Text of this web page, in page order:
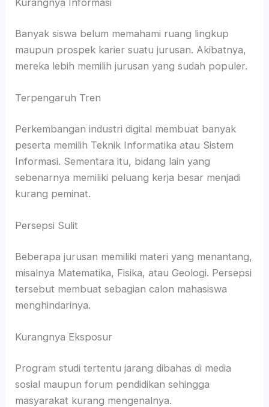
Kurangnya Informasi
Banyak siswa belum memahami ruang lingkup
maupun prospek karier suatu jurusan. Akibatnya,
mereka lebih memilih jurusan yang sudah populer.
Terpengaruh Tren
Perkembangan industri digital membuat banyak
peserta memilih Teknik Informatika atau Sistem
Informasi. Sementara itu, bidang lain yang
sebenarnya memiliki peluang kerja besar menjadi
kurang peminat.
Persepsi Sulit
Beberapa jurusan memiliki materi yang menantang,
misalnya Matematika, Fisika, atau Geologi. Persepsi
tersebut membuat sebagian calon mahasiswa
menghindarinya.
Kurangnya Eksposur
Program studi tertentu jarang dibahas di media
sosial maupun forum pendidikan sehingga
masyarakat kurang mengenalnya.